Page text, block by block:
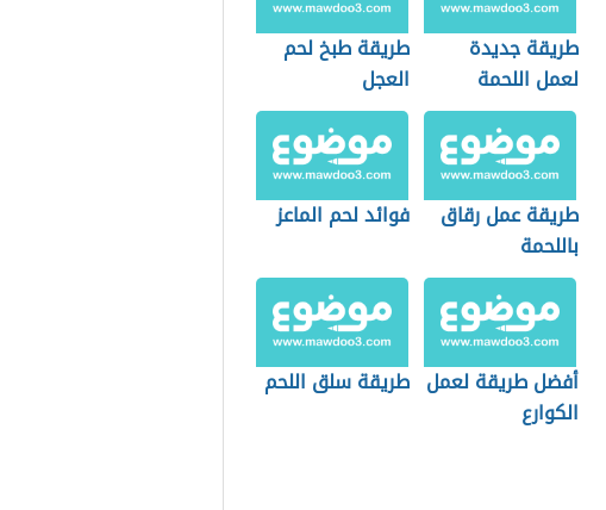
طريقة جديدة
لعمل اللحمة
طريقة طبخ لحم
العجل
طريقة عمل رقاق
باللحمة
فوائد لحم الماعز
أفضل طريقة لعمل
الكوارع
طريقة سلق اللحم